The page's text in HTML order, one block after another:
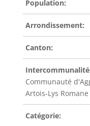
Population:
Arrondissement:
Canton:
Communauté
Artois-Lys Romane
Catégorie: